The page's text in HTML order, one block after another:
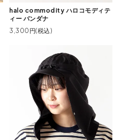
halo commodity ハロコモディテ
ィー バンダナ
3,300円(税込)